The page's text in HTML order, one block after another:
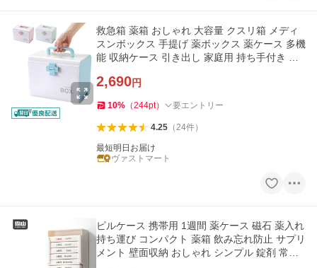
救急箱 薬箱 おしゃれ 大容量 クスリ箱 メディ
スンボックス 手提げ 薬ボックス 薬ケース 多機
能 収納ケース 引き出し 家庭用 持ち手付き 防
2,690円
10% （244pt） 要エントリー
4.25（24件）
最短明日お届け
ヴァストマート
ピルケース 携帯用 1週間 薬ケース 磁石 薬入れ
持ち運び コンパクト 薬箱 飲み忘れ防止 サプリ
メント 壁面収納 おしゃれ シンプル 錠剤 常備